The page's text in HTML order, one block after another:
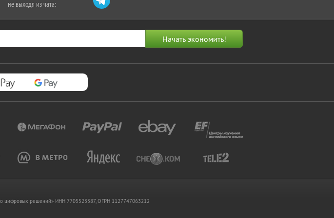
не выходя из чата:
цифровых решений» ИНН 7705523387, ОГРН 1127747063212